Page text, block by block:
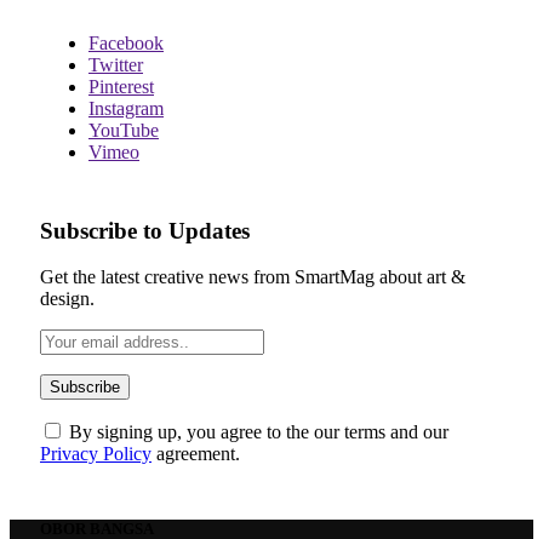
Facebook
Twitter
Pinterest
Instagram
YouTube
Vimeo
Subscribe to Updates
Get the latest creative news from SmartMag about art &
design.
By signing up, you agree to the our terms and our
Privacy Policy agreement.